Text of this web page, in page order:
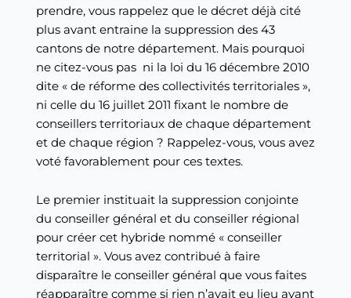
prendre, vous rappelez que le décret déjà cité
plus avant entraine la suppression des 43
cantons de notre département. Mais pourquoi
ne citez-vous pas ni la loi du 16 décembre 2010
dite « de réforme des collectivités territoriales »,
ni celle du 16 juillet 2011 fixant le nombre de
conseillers territoriaux de chaque département
et de chaque région ? Rappelez-vous, vous avez
voté favorablement pour ces textes.
Le premier instituait la suppression conjointe
du conseiller général et du conseiller régional
pour créer cet hybride nommé « conseiller
territorial ». Vous avez contribué à faire
disparaître le conseiller général que vous faites
réapparaître comme si rien n’avait eu lieu avant